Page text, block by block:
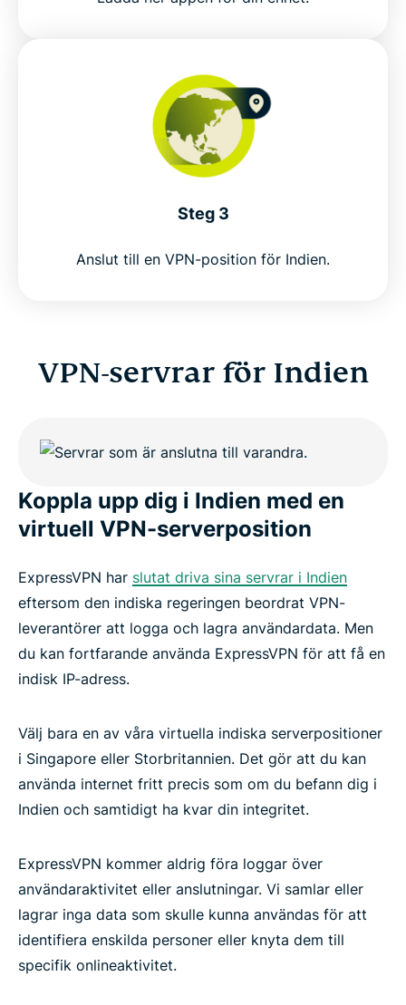
Why choose ExpressVPN for India?
Connect to our virtual VPN servers for India
Popular VPN server locations for India users
Get ExpressVPN for India
Steg 3
Anslut till en VPN-position för Indien.
VPN-servrar för Indien
Koppla upp dig i Indien med en
virtuell VPN-serverposition
ExpressVPN har slutat driva sina servrar i Indien
eftersom den indiska regeringen beordrat VPN-
leverantörer att logga och lagra användardata. Men
du kan fortfarande använda ExpressVPN för att få en
indisk IP-adress.
Välj bara en av våra virtuella indiska serverpositioner
i Singapore eller Storbritannien. Det gör att du kan
använda internet fritt precis som om du befann dig i
Indien och samtidigt ha kvar din integritet.
ExpressVPN kommer aldrig föra loggar över
användaraktivitet eller anslutningar. Vi samlar eller
lagrar inga data som skulle kunna användas för att
identifiera enskilda personer eller knyta dem till
specifik onlineaktivitet.